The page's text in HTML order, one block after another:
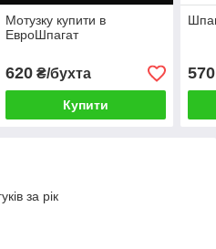
Мотузку купити в
ЕвроШпагат
620₴/бухта
Купити
570
за рік